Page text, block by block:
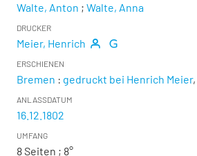
Walte, Anton ; Walte, Anna
DRUCKER
Meier, Henrich
ERSCHIENEN
Bremen : gedruckt bei Henrich Meier,
ANLASSDATUM
16.12.1802
UMFANG
8 Seiten ; 8°